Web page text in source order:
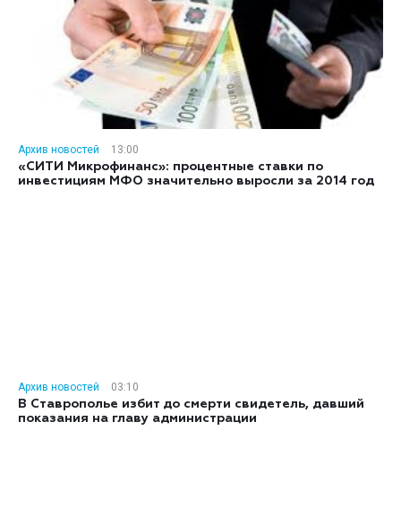
Архив новостей
13:00
«СИТИ Микрофинанс»: процентные ставки по
инвестициям МФО значительно выросли за 2014 год
Архив новостей
03:10
В Ставрополье избит до смерти свидетель, давший
показания на главу администрации